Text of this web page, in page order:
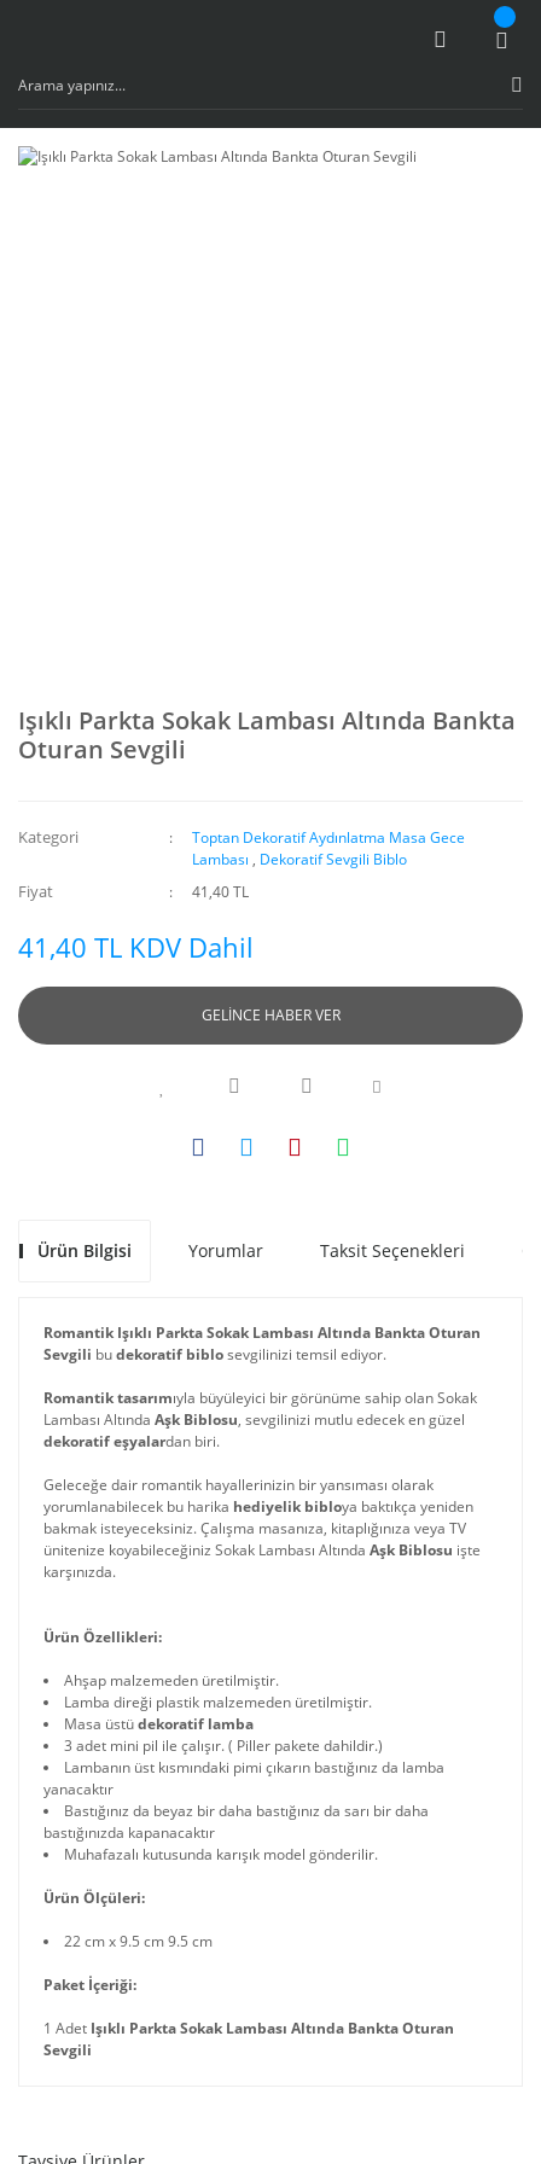
Işıklı Parkta Sokak Lambası Altında Bankta
Oturan Sevgili
Kategori
Toptan Dekoratif Aydınlatma Masa Gece
Lambası , Dekoratif Sevgili Biblo
Fiyat 41,40 TL
41,40 TL KDV Dahil
GELİNCE HABER VER
Ürün Bilgisi Yorumlar Taksit Seçenekleri
Romantik Işıklı Parkta Sokak Lambası Altında Bankta Oturan
Sevgili budekoratif biblosevgilinizi temsil ediyor.
Romantik tasarımıyla büyüleyici bir görünüme sahip olan Sokak
Lambası Altında Aşk Biblosu, sevgilinizi mutlu edecek en güzel
dekoratif eşyalardan biri.
Geleceğe dair romantik hayallerinizin bir yansıması olarak
yorumlanabilecek bu harika hediyelik bibloya baktıkça yeniden
bakmak isteyeceksiniz. Çalışma masanıza, kitaplığınıza veya TV
ünitenize koyabileceğiniz Sokak Lambası Altında Aşk Biblosu işte
karşınızda.
Ürün Özellikleri:
Ahşap malzemeden üretilmiştir.
Lamba direği plastik malzemeden üretilmiştir.
Masa üstüdekoratif lamba
3 adet mini pil ile çalışır. ( Piller pakete dahildir.)
Lambanın üst kısmındaki pimi çıkarın bastığınız da lamba
yanacaktır
Bastığınız da beyaz bir daha bastığınız da sarı bir daha
bastığınızda kapanacaktır
Muhafazalı kutusunda karışık model gönderilir.
Ürün Ölçüleri:
22 cm x 9.5 cm 9.5 cm
Paket İçeriği:
1 Adet Işıklı Parkta Sokak Lambası Altında Bankta Oturan
Sevgili